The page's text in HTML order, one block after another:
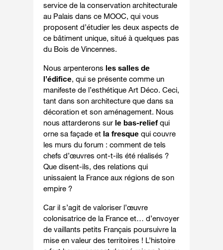
service de la conservation architecturale
au Palais dans ce MOOC, qui vous
proposent d’étudier les deux aspects de
ce bâtiment unique, situé à quelques pas
du Bois de Vincennes.
Nous arpenteronsles salles de
l’édifice, qui se présente comme un
manifeste de l’esthétique Art Déco. Ceci,
tant dans son architecture que dans sa
décoration et son aménagement. Nous
nous attarderons surle bas-relief qui
orne sa façade etla fresque qui couvre
les murs du forum : comment de tels
chefs d’œuvres ont-t-ils été réalisés ?
Que disent-ils, des relations qui
unissaient la France aux régions de son
empire ?
Car il s’agit de valoriser l’œuvre
colonisatrice de la France et… d’envoyer
de vaillants petits Français poursuivre la
mise en valeur des territoires ! L’histoire